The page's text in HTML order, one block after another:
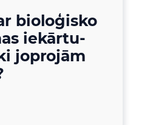
bioloģisko
iekārtu-
joprojām